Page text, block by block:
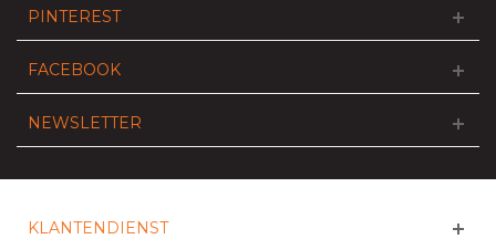
PINTEREST
FACEBOOK
NEWSLETTER
KLANTENDIENST